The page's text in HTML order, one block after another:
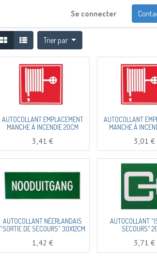
Se connecter
Trier par
AUTOCOLLANT EMPLACEMENT
MANCHE À INCENDIE 20CM
3,41 €
AUTOCOLLANT
MANCHE À
3,01 €
AUTOCOLLANT NÉERLANDAIS
"SORTIE DE SECOURS" 30X12CM
1,42 €
AUTOCOLLANT
SECOURS"
3,71 €